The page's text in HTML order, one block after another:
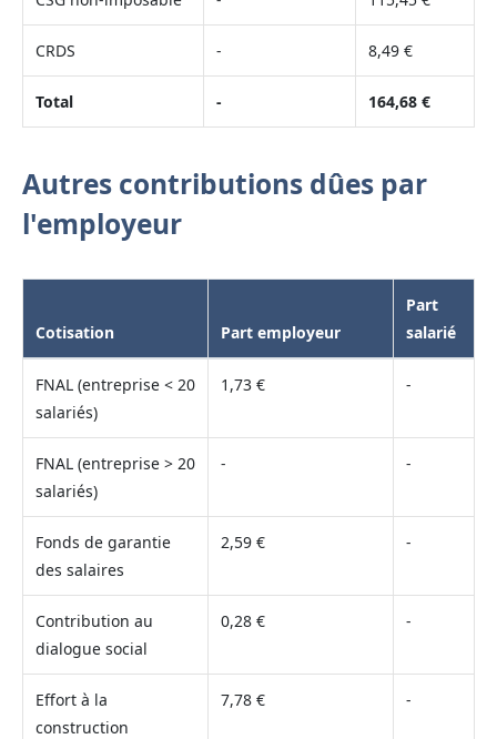
CRDS - 8,49 €
Total - 164,68 €
Autres contributions dûes par
l'employeur
Cotisation Part employeur
Part
salarié
FNAL (entreprise < 20
salariés)
1,73 € -
FNAL (entreprise > 20
salariés)
- -
Fonds de garantie
des salaires
2,59 € -
Contribution au
dialogue social
0,28 € -
Effort à la
construction
7,78 € -